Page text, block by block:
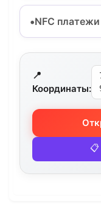
NFC
📍
Координаты:
📋